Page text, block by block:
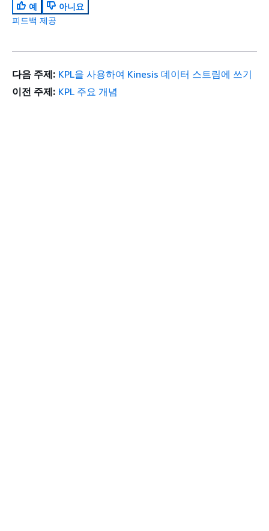
예
아니요
피드백 제공
다음 주제: KPL을 사용하여 Kinesis 데이터 스트림에 쓰기
이전 주제: KPL 주요 개념